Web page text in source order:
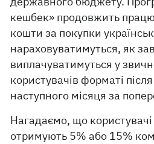
кешбек» продовжить
кошти за покупки
нараховуватимуться, як
виплачуватимуться у
користувачів форматі
наступного місяця за
Нагадаємо, що
отримують 5% або 15%